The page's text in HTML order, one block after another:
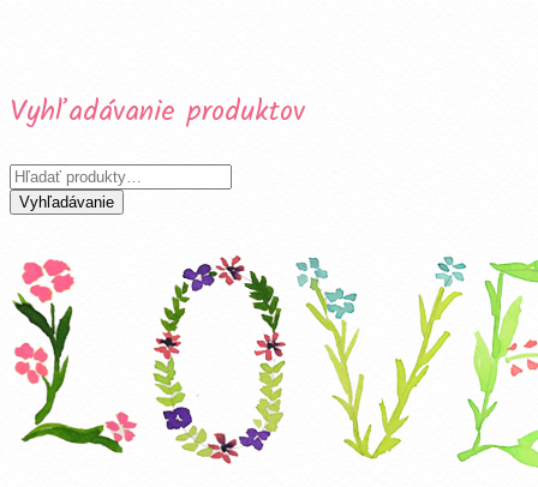
Vyhľadávanie produktov
Hľadať:
Vyhľadávanie